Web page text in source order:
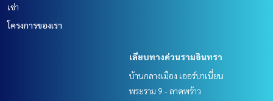
เช่า
โครงการของเรา
เลียบทางด่วนรามอินทรา
บ้านกลางเมือง เออร์บาเนี่ยน
พระราม 9 - ลาดพร้าว